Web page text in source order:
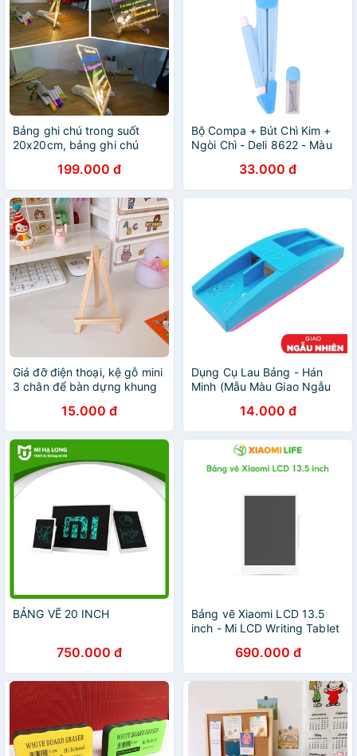
Bảng ghi chú trong suốt
20x20cm, bảng ghi chú
199.000 đ
Bộ Compa + Bút Chì Kim +
Ngòi Chì - Deli 8622 - Màu
33.000 đ
Giá đỡ điện thoại, kệ gỗ mini
3 chân để bàn dựng khung
bàn học Hàn Quốc
15.000 đ
Dụng Cụ Lau Bảng - Hán
Minh (Mẫu Màu Giao Ngẫu
14.000 đ
BẢNG VẼ 20 INCH
750.000 đ
Bảng vẽ Xiaomi LCD 13.5
inch - Mi LCD Writing Tablet
690.000 đ